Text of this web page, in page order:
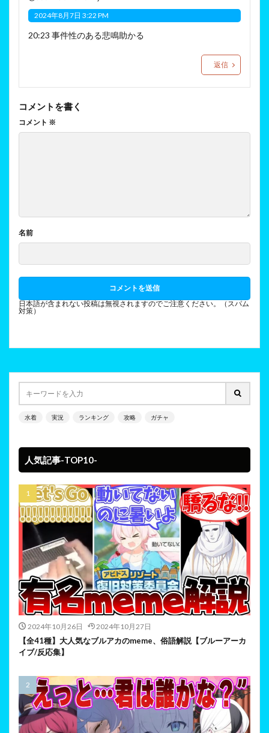
2024年8月7日 3:22 PM
20:23 事件性のある悲鳴助かる
返信
コメントを書く
コメント ※
名前
日本語が含まれない投稿は無視されますのでご注意ください。（スパム
対策）
水着 実況 ランキング 攻略 ガチャ
人気記事-TOP10-
2024年10月26日 2024年10月27日
【全41種】大人気なブルアカのmeme、俗語解説【ブルーアーカ
イブ/反応集】